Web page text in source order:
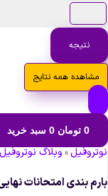
نتیجه
مشاهده همه نتایج
0 تومان 0 سبد خرید
»وبلاگ نوتروفیل
بندی امتحانات